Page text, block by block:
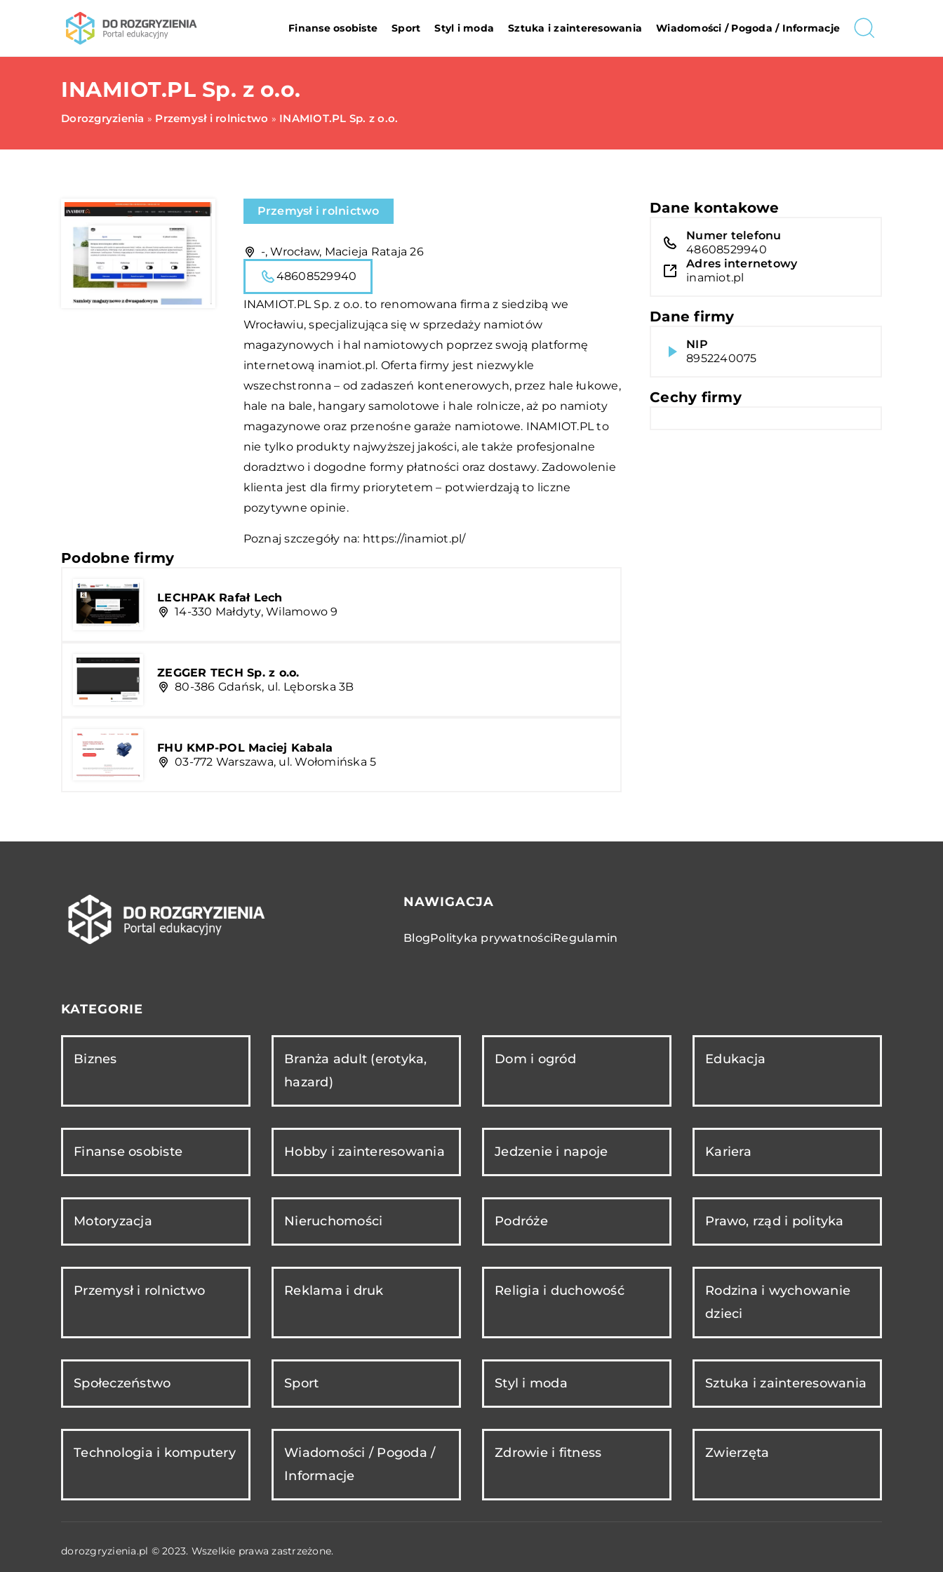
Finanse osobiste Sport Styl i moda Sztuka i zainteresowania Wiadomości / Pogoda / Informacje
INAMIOT.PL Sp. z o.o.
Dorozgryzienia » Przemysł i rolnictwo » INAMIOT.PL Sp. z o.o.
Przemysł i rolnictwo
-, Wrocław, Macieja Rataja 26
48608529940
INAMIOT.PL Sp. z o.o. to renomowana firma z siedzibą we
Wrocławiu, specjalizująca się w sprzedaży namiotów
magazynowych i hal namiotowych poprzez swoją platformę
internetową inamiot.pl. Oferta firmy jest niezwykle
wszechstronna – od zadaszeń kontenerowych, przez hale łukowe,
hale na bale, hangary samolotowe i hale rolnicze, aż po namioty
magazynowe oraz przenośne garaże namiotowe. INAMIOT.PL to
nie tylko produkty najwyższej jakości, ale także profesjonalne
doradztwo i dogodne formy płatności oraz dostawy. Zadowolenie
klienta jest dla firmy priorytetem – potwierdzają to liczne
pozytywne opinie.
Poznaj szczegóły na: https://inamiot.pl/
Podobne firmy
LECHPAK Rafał Lech
14-330 Małdyty, Wilamowo 9
ZEGGER TECH Sp. z o.o.
80-386 Gdańsk, ul. Lęborska 3B
FHU KMP-POL Maciej Kabala
03-772 Warszawa, ul. Wołomińska 5
Dane kontakowe
Numer telefonu
48608529940
Adres internetowy
inamiot.pl
Dane firmy
NIP
8952240075
Cechy firmy
NAWIGACJA
BlogPolityka prywatnościRegulamin
KATEGORIE
Biznes
Branża adult (erotyka,
hazard)
Dom i ogród Edukacja
Finanse osobiste Hobby i zainteresowania Jedzenie i napoje Kariera
Motoryzacja Nieruchomości Podróże Prawo, rząd i polityka
Przemysł i rolnictwo Reklama i druk Religia i duchowość
Rodzina i wychowanie
dzieci
Społeczeństwo Sport Styl i moda Sztuka i zainteresowania
Technologia i komputery
Wiadomości / Pogoda /
Informacje
Zdrowie i fitness Zwierzęta
dorozgryzienia.pl © 2023. Wszelkie prawa zastrzeżone.